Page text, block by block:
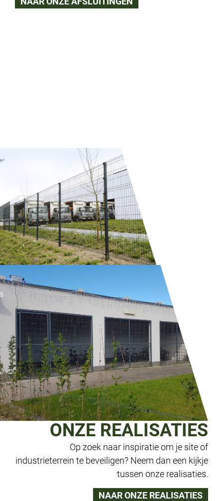
ONZE REALISATIES
Op zoek naar inspiratie om je site of
industrieterrein te beveiligen? Neem dan een kijkje
tussen onze realisaties.
NAAR ONZE REALISATIES